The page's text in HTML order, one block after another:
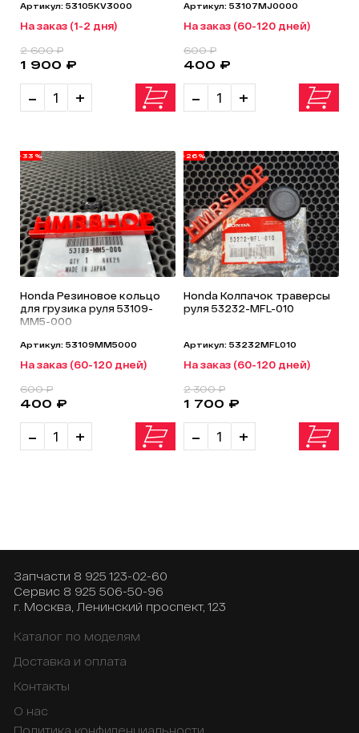
Артикул: 53105KV3000
На заказ (1-2 дня)
- +
1 900 ₽
2 600 ₽
Артикул: 53107MJ0000
На заказ (60-120 дней)
- +
400 ₽
600 ₽
-33%
Honda Резиновое кольцо
для грузика руля 53109-
MM5-000
Артикул: 53109MM5000
На заказ (60-120 дней)
- +
400 ₽
600 ₽
-26%
Honda Колпачок траверсы
руля 53232-MFL-010
Артикул: 53232MFL010
На заказ (60-120 дней)
- +
1 700 ₽
2 300 ₽
Запчасти 8 925 123-02-60
Сервис 8 925 506-50-96
г. Москва, Ленинский проспект, 123
Каталог по моделям
Доставка и оплата
Контакты
О нас
Политика конфиденциальности